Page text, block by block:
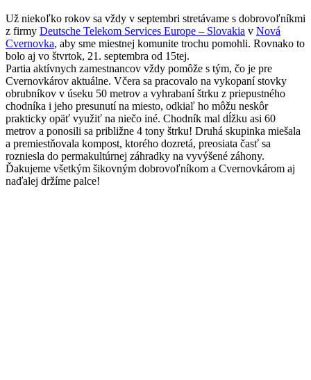
Už niekoľko rokov sa vždy v septembri stretávame s dobrovoľníkmi
z firmy Deutsche Telekom Services Europe – Slovakia v Nová
Cvernovka, aby sme miestnej komunite trochu pomohli. Rovnako to
bolo aj vo štvrtok, 21. septembra od 15tej.
Partia aktívnych zamestnancov vždy pomôže s tým, čo je pre
Cvernovkárov aktuálne. Včera sa pracovalo na vykopaní stovky
obrubníkov v úseku 50 metrov a vyhrabaní štrku z priepustného
chodníka i jeho presunutí na miesto, odkiaľ ho môžu neskôr
prakticky opäť využiť na niečo iné. Chodník mal dĺžku asi 60
metrov a ponosili sa približne 4 tony štrku! Druhá skupinka miešala
a premiestňovala kompost, ktorého dozretá, preosiata časť sa
rozniesla do permakultúrnej záhradky na vyvýšené záhony.
Ďakujeme všetkým šikovným dobrovoľníkom a Cvernovkárom aj
naďalej držíme palce!